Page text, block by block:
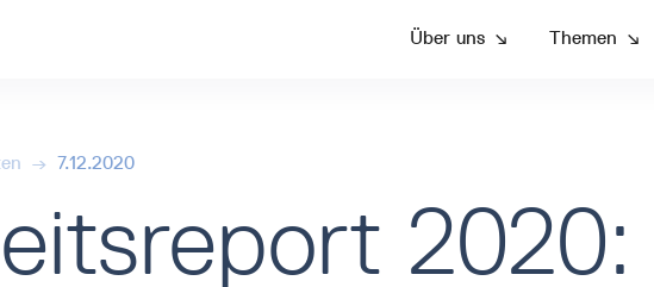
Über uns ↘ Themen ↘
→ 7.12.2020
2020: